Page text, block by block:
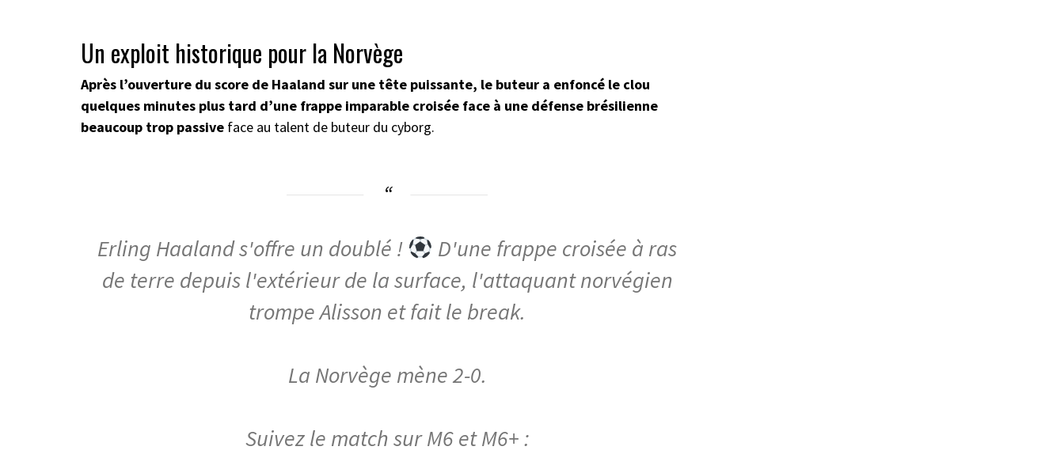
Un exploit historique pour la Norvège
Après l’ouverture du score de Haaland sur une tête puissante, le buteur a enfoncé le clou
quelques minutes plus tard d’une frappe imparable croisée face à une défense brésilienne
beaucoup trop passive face au talent de buteur du cyborg.
Erling Haaland s'offre un doublé !
D'une frappe croisée à ras
de terre depuis l'extérieur de la surface, l'attaquant norvégien
trompe Alisson et fait le break.
La Norvège mène 2-0.
Suivez le match sur M6 et M6+ :